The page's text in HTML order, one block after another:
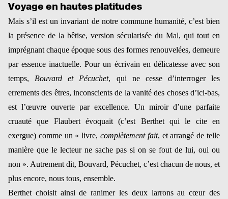
Voyage en hautes platitudes
Mais s’il est un invariant de notre commune humanité, c’est bien
la présence de la bêtise, version sécularisée du Mal, qui tout en
imprégnant chaque époque sous des formes renouvelées, demeure
par essence inactuelle. Pour un écrivain en délicatesse avec son
temps, Bouvard et Pécuchet, qui ne cesse d’interroger les
errements des êtres, inconscients de la vanité des choses d’ici-bas,
est l’œuvre ouverte par excellence. Un miroir d’une parfaite
cruauté que Flaubert évoquait (c’est Berthet qui le cite en
exergue) comme un « livre, complètement fait, et arrangé de telle
manière que le lecteur ne sache pas si on se fout de lui, oui ou
non ». Autrement dit, Bouvard, Pécuchet, c’est chacun de nous, et
plus encore, nous tous, ensemble.
Berthet choisit ainsi de ranimer les deux larrons au cœur des